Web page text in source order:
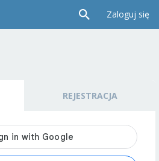
Zaloguj się
REJESTRACJA